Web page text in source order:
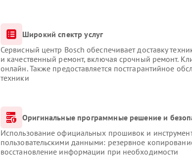
Широкий спектр услуг
Сервисный центр Bosch обеспечивает доставку
и качественный ремонт, включая срочный ремонт.
онлайн. Также предоставляется постгарантийное
техники
Оригинальные программные решение и
Использование официальных прошивок и
пользовательскими данными: резервное
восстановление информации при необходимости